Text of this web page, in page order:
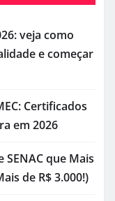
veja como
e começar
Certificados
em 2026
SENAC que Mais
de R$ 3.000!)